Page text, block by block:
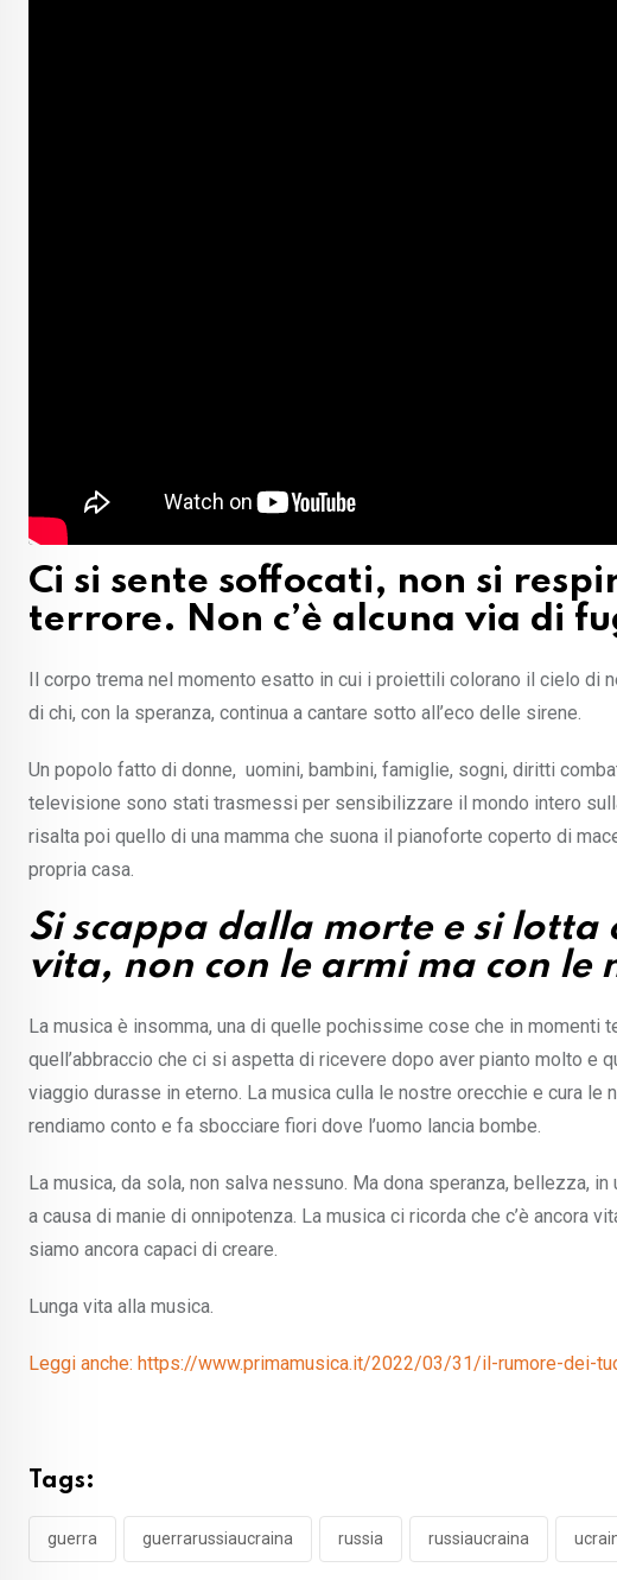
Ci si sente soffocati, non si
terrore. Non c’è alcuna via di
Il corpo trema nel momento esatto in cui i proiettili colorano il cielo di
di chi, con la speranza, continua a cantare sotto all’eco delle sirene.
Un popolo fatto di donne, uomini, bambini, famiglie, sogni, diritti
televisione sono stati trasmessi per sensibilizzare il mondo intero
risalta poi quello di una mamma che suona il pianoforte coperto di
propria casa.
Si scappa dalla morte e si
vita, non con le armi ma con le
La musica è insomma, una di quelle pochissime cose che in momenti
quell’abbraccio che ci si aspetta di ricevere dopo aver pianto molto e
viaggio durasse in eterno. La musica culla le nostre orecchie e cura le
rendiamo conto e fa sbocciare fiori dove l’uomo lancia bombe.
La musica, da sola, non salva nessuno. Ma dona speranza, bellezza,
a causa di manie di onnipotenza. La musica ci ricorda che c’è ancora
siamo ancora capaci di creare.
Lunga vita alla musica.
Leggi anche: https://www.primamusica.it/2022/03/31/il-rumore-dei-
Tags:
guerra guerrarussiaucraina russia russiaucraina